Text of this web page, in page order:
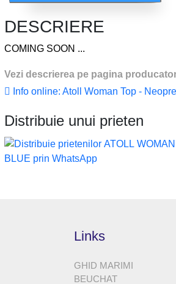
DESCRIERE
COMING SOON ...
Vezi descrierea pe pagina
Info online: Atoll Woman Top -
Distribuie unui prieten
Links
GHID MARIMI
BEUCHAT